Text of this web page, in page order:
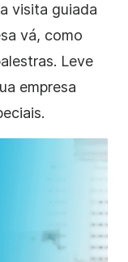
visita guiada
vá, como
Leve
empresa